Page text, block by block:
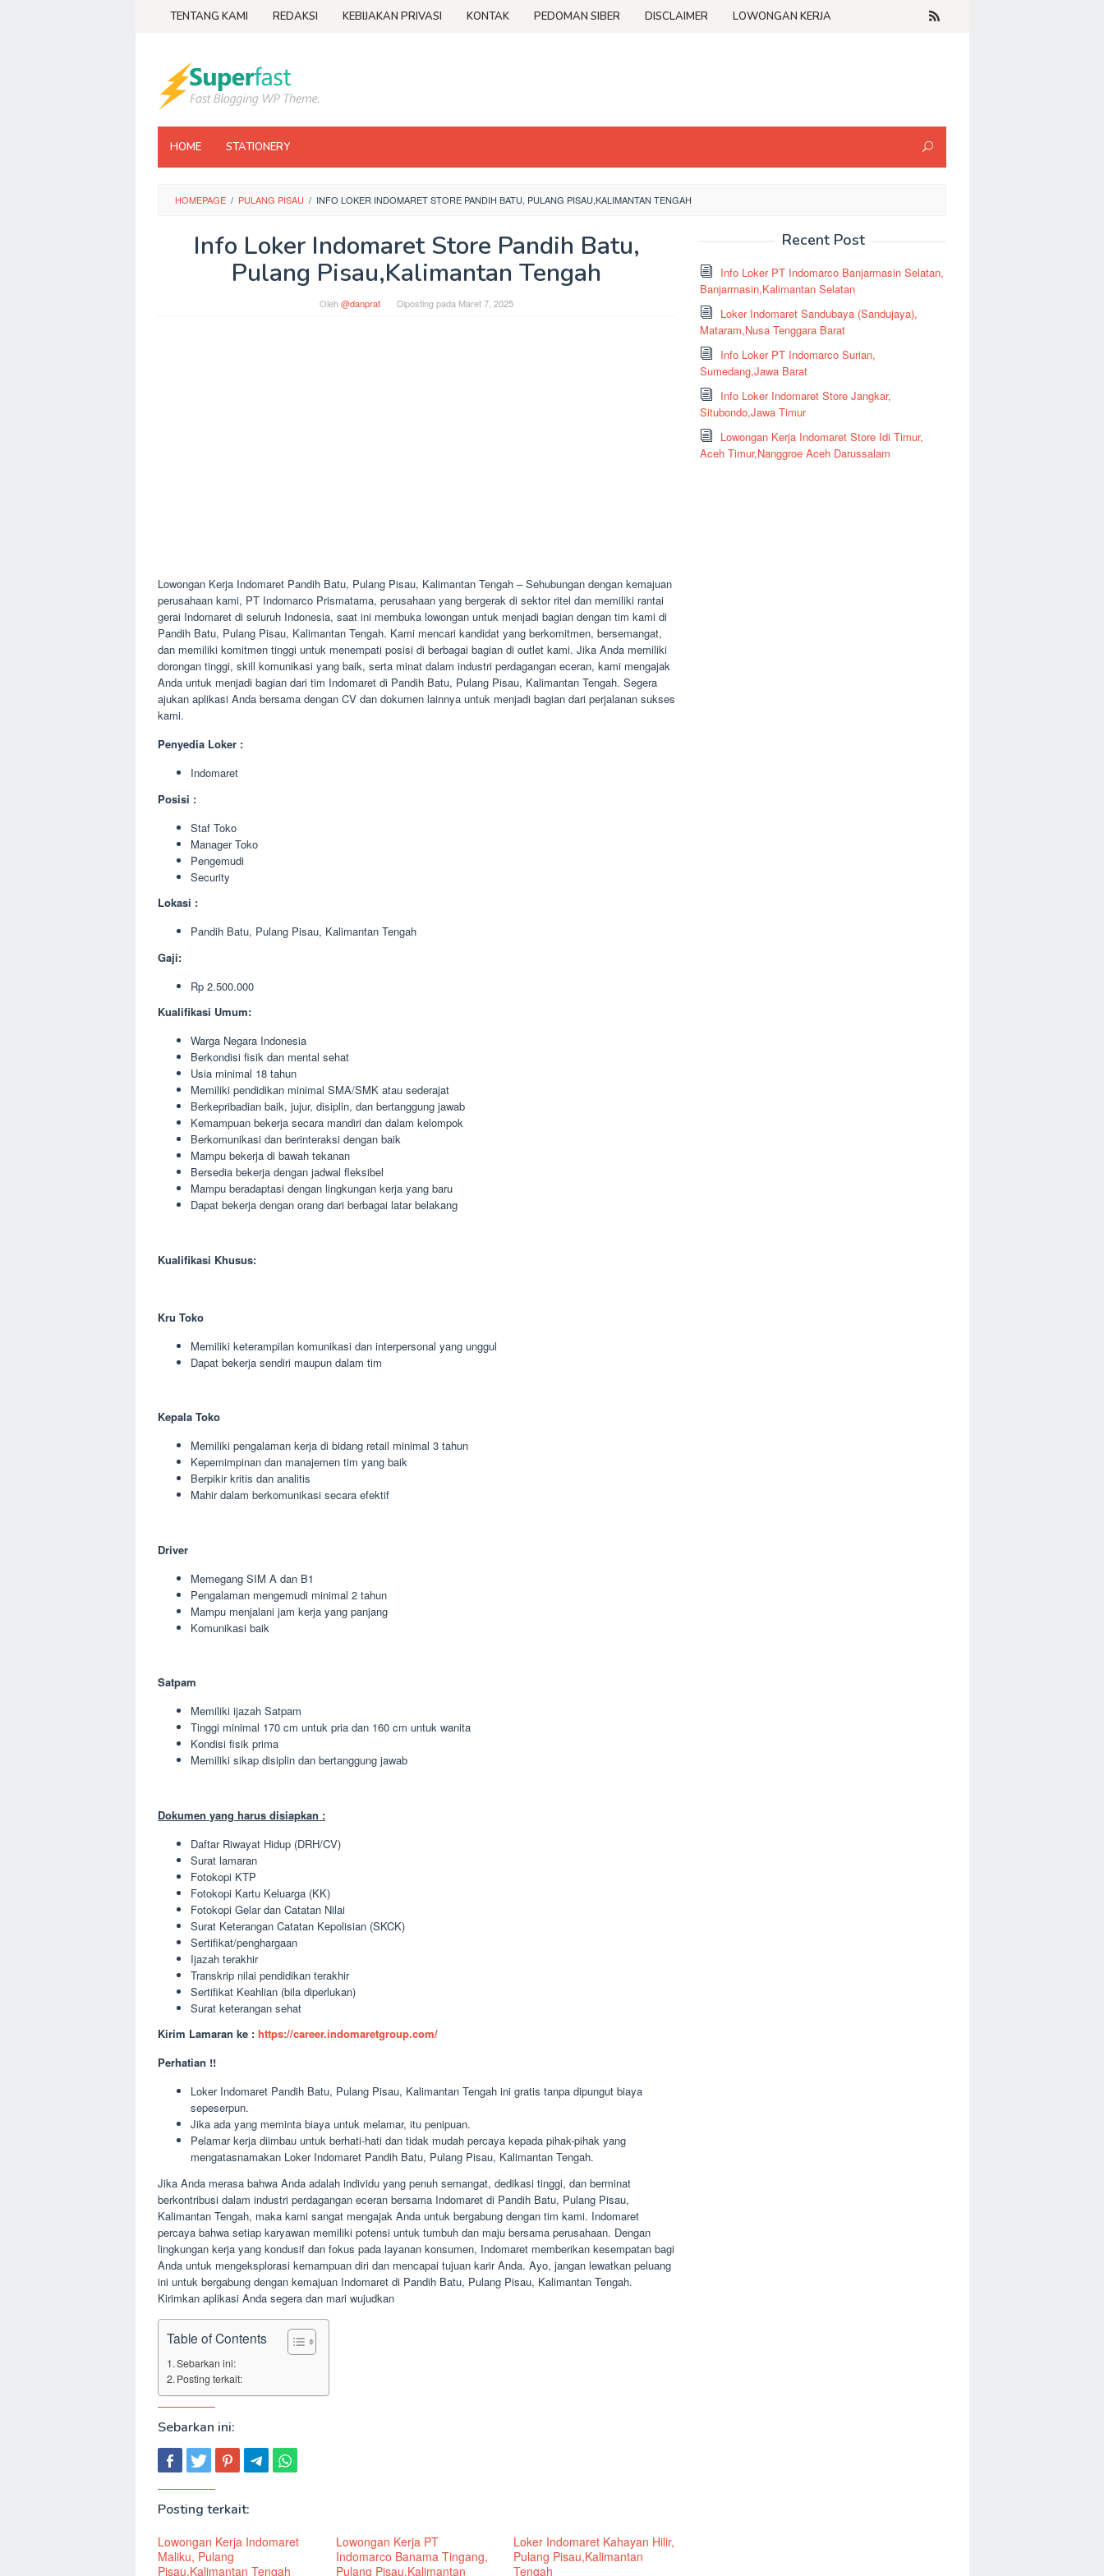
TENTANG KAMI REDAKSI KEBIJAKAN PRIVASI KONTAK PEDOMAN SIBER DISCLAIMER LOWONGAN KERJA
HOME STATIONERY
HOMEPAGE / PULANG PISAU / INFO LOKER INDOMARET STORE PANDIH BATU, PULANG PISAU,KALIMANTAN TENGAH
Info Loker Indomaret Store Pandih Batu,
Pulang Pisau,Kalimantan Tengah
Oleh@danprat Diposting pada Maret 7, 2025
Lowongan Kerja Indomaret Pandih Batu, Pulang Pisau, Kalimantan Tengah – Sehubungan dengan kemajuan
perusahaan kami, PT Indomarco Prismatama, perusahaan yang bergerak di sektor ritel dan memiliki rantai
gerai Indomaret di seluruh Indonesia, saat ini membuka lowongan untuk menjadi bagian dengan tim kami di
Pandih Batu, Pulang Pisau, Kalimantan Tengah. Kami mencari kandidat yang berkomitmen, bersemangat,
dan memiliki komitmen tinggi untuk menempati posisi di berbagai bagian di outlet kami. Jika Anda memiliki
dorongan tinggi, skill komunikasi yang baik, serta minat dalam industri perdagangan eceran, kami mengajak
Anda untuk menjadi bagian dari tim Indomaret di Pandih Batu, Pulang Pisau, Kalimantan Tengah. Segera
ajukan aplikasi Anda bersama dengan CV dan dokumen lainnya untuk menjadi bagian dari perjalanan sukses
kami.
Penyedia Loker :
Indomaret
Posisi :
Staf Toko
Manager Toko
Pengemudi
Security
Lokasi :
Pandih Batu, Pulang Pisau, Kalimantan Tengah
Gaji:
Rp 2.500.000
Kualifikasi Umum:
Warga Negara Indonesia
Berkondisi fisik dan mental sehat
Usia minimal 18 tahun
Memiliki pendidikan minimal SMA/SMK atau sederajat
Berkepribadian baik, jujur, disiplin, dan bertanggung jawab
Kemampuan bekerja secara mandiri dan dalam kelompok
Berkomunikasi dan berinteraksi dengan baik
Mampu bekerja di bawah tekanan
Bersedia bekerja dengan jadwal fleksibel
Mampu beradaptasi dengan lingkungan kerja yang baru
Dapat bekerja dengan orang dari berbagai latar belakang
Kualifikasi Khusus:
Kru Toko
Memiliki keterampilan komunikasi dan interpersonal yang unggul
Dapat bekerja sendiri maupun dalam tim
Kepala Toko
Memiliki pengalaman kerja di bidang retail minimal 3 tahun
Kepemimpinan dan manajemen tim yang baik
Berpikir kritis dan analitis
Mahir dalam berkomunikasi secara efektif
Driver
Memegang SIM A dan B1
Pengalaman mengemudi minimal 2 tahun
Mampu menjalani jam kerja yang panjang
Komunikasi baik
Satpam
Memiliki ijazah Satpam
Tinggi minimal 170 cm untuk pria dan 160 cm untuk wanita
Kondisi fisik prima
Memiliki sikap disiplin dan bertanggung jawab
Dokumen yang harus disiapkan :
Daftar Riwayat Hidup (DRH/CV)
Surat lamaran
Fotokopi KTP
Fotokopi Kartu Keluarga (KK)
Fotokopi Gelar dan Catatan Nilai
Surat Keterangan Catatan Kepolisian (SKCK)
Sertifikat/penghargaan
Ijazah terakhir
Transkrip nilai pendidikan terakhir
Sertifikat Keahlian (bila diperlukan)
Surat keterangan sehat
Kirim Lamaran ke : https://career.indomaretgroup.com/
Perhatian !!
Loker Indomaret Pandih Batu, Pulang Pisau, Kalimantan Tengah ini gratis tanpa dipungut biaya
sepeserpun.
Jika ada yang meminta biaya untuk melamar, itu penipuan.
Pelamar kerja diimbau untuk berhati-hati dan tidak mudah percaya kepada pihak-pihak yang
mengatasnamakan Loker Indomaret Pandih Batu, Pulang Pisau, Kalimantan Tengah.
Jika Anda merasa bahwa Anda adalah individu yang penuh semangat, dedikasi tinggi, dan berminat
berkontribusi dalam industri perdagangan eceran bersama Indomaret di Pandih Batu, Pulang Pisau,
Kalimantan Tengah, maka kami sangat mengajak Anda untuk bergabung dengan tim kami. Indomaret
percaya bahwa setiap karyawan memiliki potensi untuk tumbuh dan maju bersama perusahaan. Dengan
lingkungan kerja yang kondusif dan fokus pada layanan konsumen, Indomaret memberikan kesempatan bagi
Anda untuk mengeksplorasi kemampuan diri dan mencapai tujuan karir Anda. Ayo, jangan lewatkan peluang
ini untuk bergabung dengan kemajuan Indomaret di Pandih Batu, Pulang Pisau, Kalimantan Tengah.
Kirimkan aplikasi Anda segera dan mari wujudkan
Table of Contents
Sebarkan ini:
Posting terkait:
Sebarkan ini:
Posting terkait:
Lowongan Kerja Indomaret
Maliku, Pulang
Pisau,Kalimantan Tengah
Lowongan Kerja PT
Indomarco Banama Tingang,
Pulang Pisau,Kalimantan
Loker Indomaret Kahayan Hilir,
Pulang Pisau,Kalimantan
Tengah
Recent Post
Info Loker PT Indomarco Banjarmasin Selatan,
Banjarmasin,Kalimantan Selatan
Loker Indomaret Sandubaya (Sandujaya),
Mataram,Nusa Tenggara Barat
Info Loker PT Indomarco Surian,
Sumedang,Jawa Barat
Info Loker Indomaret Store Jangkar,
Situbondo,Jawa Timur
Lowongan Kerja Indomaret Store Idi Timur,
Aceh Timur,Nanggroe Aceh Darussalam